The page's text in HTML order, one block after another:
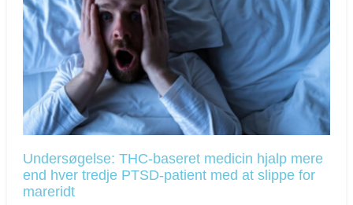
Undersøgelse: THC-baseret medicin hjalp mere
end hver tredje PTSD-patient med at slippe for
mareridt